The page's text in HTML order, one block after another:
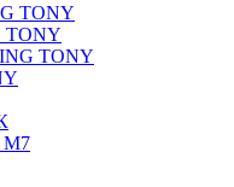
TONY
TONY
TONY
M7